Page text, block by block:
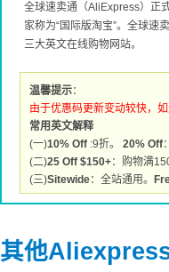
全球速卖通（AliExpress）正
家称为“国际版淘宝”。全球速
三大英文在线购物网站。
温馨提示：
由于优惠码更新变动较快，
常用英文解释
(一)10% Off :9折。 20% Off
(二)25 Off $150+：购物满
(三)Sitewide：全站通用。
其他